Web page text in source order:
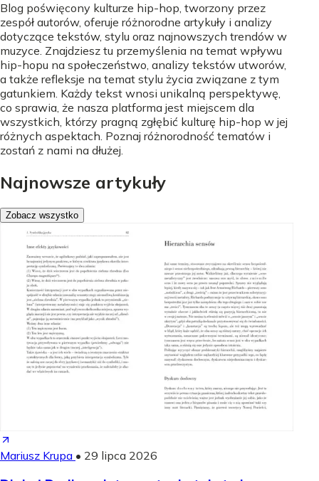
Blog poświęcony kulturze hip-hop, tworzony przez
zespół autorów, oferuje różnorodne artykuły i analizy
dotyczące tekstów, stylu oraz najnowszych trendów w
muzyce. Znajdziesz tu przemyślenia na temat wpływu
hip-hopu na społeczeństwo, analizy tekstów utworów,
a także refleksje na temat stylu życia związane z tym
gatunkiem. Każdy tekst wnosi unikalną perspektywę,
co sprawia, że nasza platforma jest miejscem dla
wszystkich, którzy pragną zgłębić kulturę hip-hop w jej
różnych aspektach. Poznaj różnorodność tematów i
zostań z nami na dłużej.
Najnowsze artykuły
Zobacz wszystko
Mariusz Krupa • 29 lipca 2026